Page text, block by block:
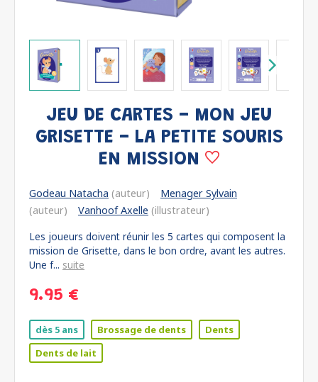
JEU DE CARTES - MON JEU
GRISETTE - LA PETITE SOURIS
EN MISSION
Godeau Natacha (auteur)
Menager Sylvain
(auteur)
Vanhoof Axelle (illustrateur)
Les joueurs doivent réunir les 5 cartes qui composent la
mission de Grisette, dans le bon ordre, avant les autres.
Une f... suite
9.95 €
dès 5 ans Brossage de dents
Dents
Dents de lait